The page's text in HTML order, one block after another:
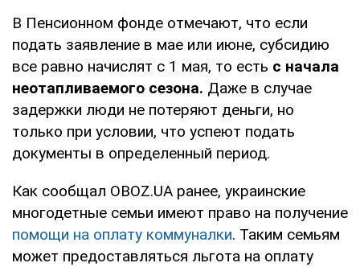
В Пенсионном фонде отмечают, что если
подать заявление в мае или июне, субсидию
все равно начислят с 1 мая, то есть с начала
неотапливаемого сезона. Даже в случае
задержки люди не потеряют деньги, но
только при условии, что успеют подать
документы в определенный период.
Как сообщал OBOZ.UA ранее, украинские
многодетные семьи имеют право на получение
помощи на оплату коммуналки. Таким семьям
может предоставляться льгота на оплату